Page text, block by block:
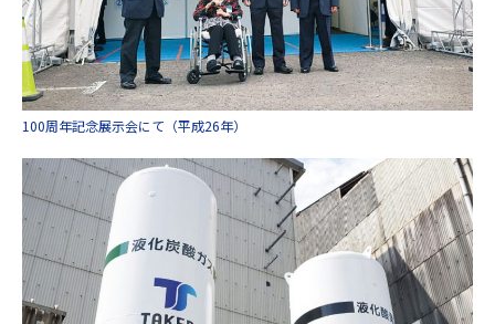
100周年記念展示会にて（平成26年）